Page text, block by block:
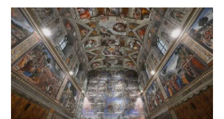
Papa
León
XIV
pide
“desarmar”
la
inteligencia
artificial
en
histórica
encíclica